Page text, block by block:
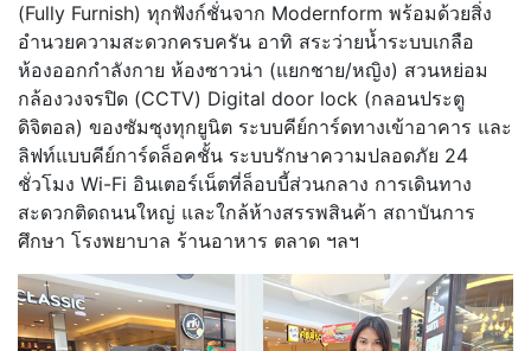
(Fully Furnish) ทุกฟังก์ชั่นจาก Modernform พร้อมด้วยสิ่ง
อำนวยความสะดวกครบครัน อาทิ สระว่ายน้ำระบบเกลือ
ห้องออกกำลังกาย ห้องซาวน่า (แยกชาย/หญิง) สวนหย่อม
กล้องวงจรปิด (CCTV) Digital door lock (กลอนประตู
ดิจิตอล) ของซัมซุงทุกยูนิต ระบบคีย์การ์ดทางเข้าอาคาร และ
ลิฟท์แบบคีย์การ์ดล็อคชั้น ระบบรักษาความปลอดภัย 24
ชั่วโมง Wi-Fi อินเตอร์เน็ตที่ล็อบบี้ส่วนกลาง การเดินทาง
สะดวกติดถนนใหญ่ และใกล้ห้างสรรพสินค้า สถาบันการ
ศึกษา โรงพยาบาล ร้านอาหาร ตลาด ฯลฯ